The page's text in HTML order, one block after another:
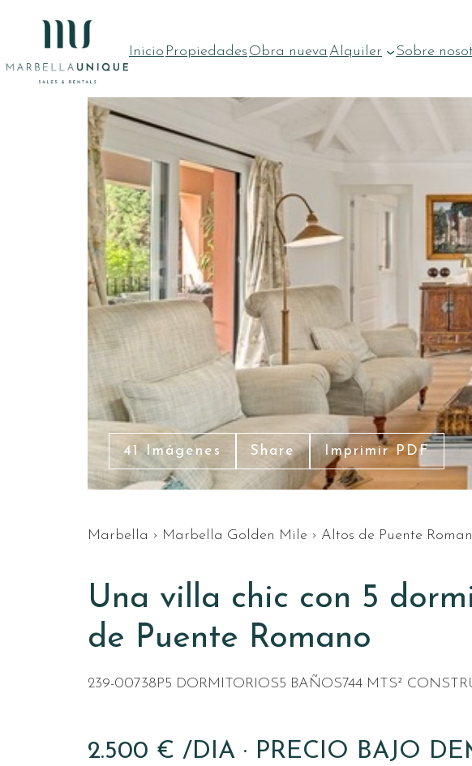
Inicio Propiedades Obra nueva Alquiler Sobre
41 Imágenes Share Imprimir PDF
Marbella › Marbella Golden Mile › Altos de Puente
Una villa chic con 5
de Puente Romano
239-00738P5 DORMITORIOS5 BAÑOS744 MTS²
2.500 € /DIA · PRECIO BAJO